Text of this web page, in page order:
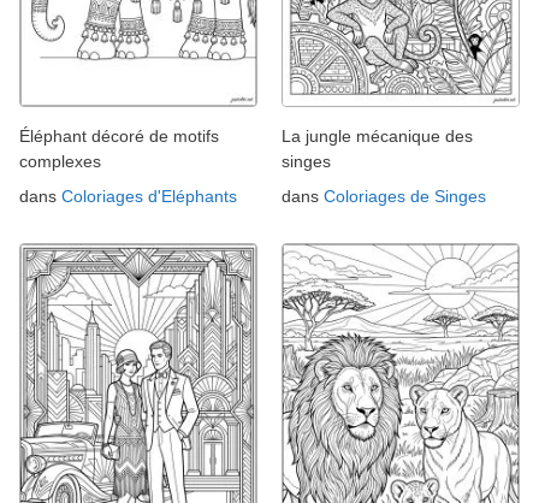
Éléphant décoré de motifs
complexes
dans Coloriages d'Eléphants
La jungle mécanique des
singes
dans Coloriages de Singes